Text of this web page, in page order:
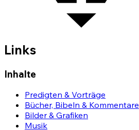
Links
Inhalte
Predigten & Vorträge
Bücher, Bibeln & Kommentare
Bilder & Grafiken
Musik